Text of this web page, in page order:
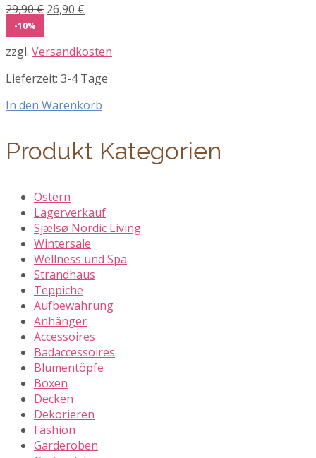
29,90€ Ursprünglicher
29,90 €
26,90 €
26,90 €.
-10%
zzgl. Versandkosten
Lieferzeit: 3-4 Tage
In den Warenkorb
Produkt Kategorien
Ostern
Lagerverkauf
Sjælsø Nordic Living
Wintersale
Wellness und Spa
Strandhaus
Teppiche
Aufbewahrung
Anhänger
Accessoires
Badaccessoires
Blumentöpfe
Boxen
Decken
Dekorieren
Fashion
Garderoben